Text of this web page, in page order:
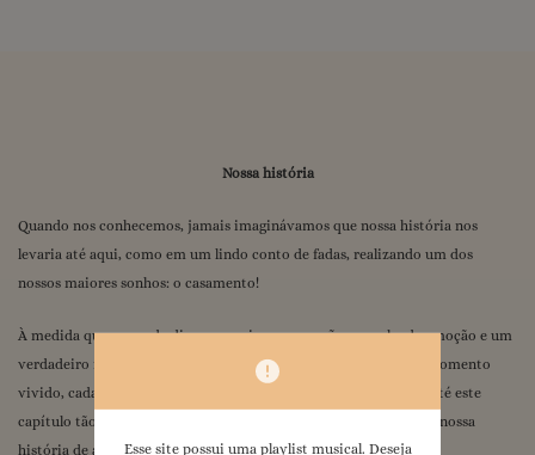
Esse site possui uma playlist musical. Deseja
Nossa história
Quando nos conhecemos, jamais imaginávamos que nossa história nos
levaria até aqui, como em um lindo conto de fadas, realizando um dos
nossos maiores sonhos: o casamento!
À medida que o grande dia se aproxima, o coração se enche de emoção e um
verdadeiro filme passa pela nossa mente, trazendo à tona cada momento
vivido, cada desafio superado e cada lembrança que nos trouxe até este
capítulo tão especial. E como é bom revisitar cada pedacinho da nossa
história de amor.